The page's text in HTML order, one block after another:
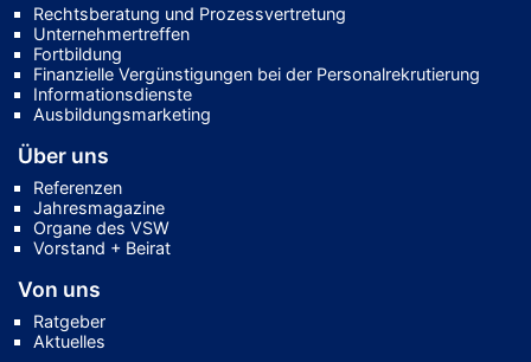
Rechtsberatung und Prozessvertretung
Unternehmertreffen
Fortbildung
Finanzielle Vergünstigungen bei der Personalrekrutierung
Informationsdienste
Ausbildungsmarketing
Über uns
Referenzen
Jahresmagazine
Organe des VSW
Vorstand + Beirat
Von uns
Ratgeber
Aktuelles